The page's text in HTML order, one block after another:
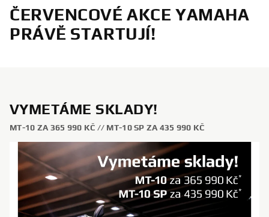
ČERVENCOVÉ AKCE YAMAHA
PRÁVĚ STARTUJÍ!
VYMETÁME SKLADY!
MT-10 ZA 365 990 KČ // MT-10 SP ZA 435 990 KČ